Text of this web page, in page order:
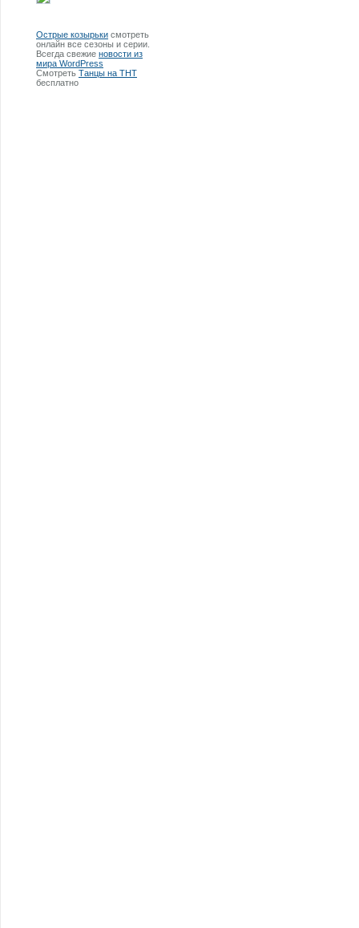
Острые козырьки смотреть
онлайн все сезоны и серии.
Всегда свежие новости из
мира WordPress
Смотреть Танцы на ТНТ
бесплатно